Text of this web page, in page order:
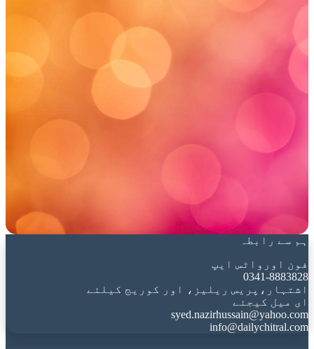
ہم سے رابطہ
فون اورواٹس ایپ
0341-8883828
اشتہار،پریس ریلیز، اور کوریج کیلئے
ای میل کیجئے
syed.nazirhussain@yahoo.com
info@dailychitral.com